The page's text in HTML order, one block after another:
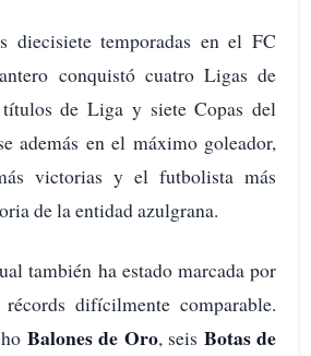
temporadas en el FC
conquistó cuatro Ligas de
títulos de Liga y siete Copas del
además en el máximo goleador,
victorias y el futbolista más
de la entidad azulgrana.
también ha estado marcada por
difícilmente comparable.
Balones de Oro, seis Botas de